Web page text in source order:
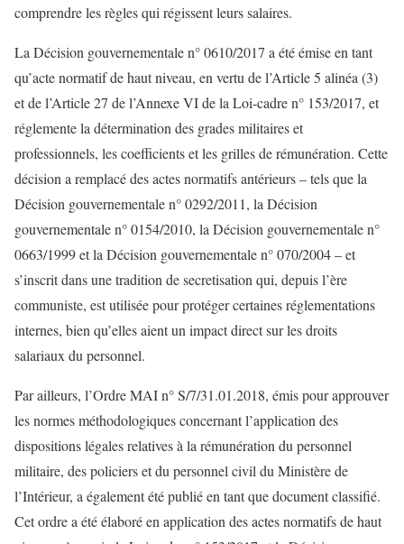
comprendre les règles qui régissent leurs salaires.
La Décision gouvernementale n° 0610/2017 a été émise en tant
qu’acte normatif de haut niveau, en vertu de l’Article 5 alinéa (3)
et de l’Article 27 de l’Annexe VI de la Loi-cadre n° 153/2017, et
réglemente la détermination des grades militaires et
professionnels, les coefficients et les grilles de rémunération. Cette
décision a remplacé des actes normatifs antérieurs – tels que la
Décision gouvernementale n° 0292/2011, la Décision
gouvernementale n° 0154/2010, la Décision gouvernementale n°
0663/1999 et la Décision gouvernementale n° 070/2004 – et
s’inscrit dans une tradition de secretisation qui, depuis l’ère
communiste, est utilisée pour protéger certaines réglementations
internes, bien qu’elles aient un impact direct sur les droits
salariaux du personnel.
Par ailleurs, l’Ordre MAI n° S/7/31.01.2018, émis pour approuver
les normes méthodologiques concernant l’application des
dispositions légales relatives à la rémunération du personnel
militaire, des policiers et du personnel civil du Ministère de
l’Intérieur, a également été publié en tant que document classifié.
Cet ordre a été élaboré en application des actes normatifs de haut